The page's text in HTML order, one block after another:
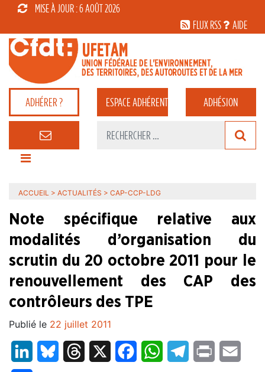
MISE À JOUR : 6 AOÛT 2026
FLUX RSS
AIDE
ADHÉRER ? ESPACEADHÉRENT ADHÉSION
ACCUEIL > ACTUALITÉS > CAP-CCP-LDG
Note spécifique relative aux
modalités d’organisation du
scrutin du 20 octobre 2011 pour le
renouvellement des CAP des
contrôleurs des TPE
Publié le 22 juillet 2011
LinkedInBluesky Threads FacebookWhatsAppTelegram
Print